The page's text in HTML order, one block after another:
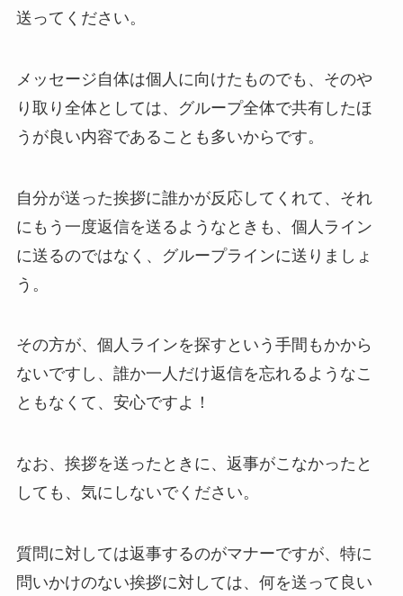
送ってください。
メッセージ自体は個人に向けたものでも、そのや
り取り全体としては、グループ全体で共有したほ
うが良い内容であることも多いからです。
自分が送った挨拶に誰かが反応してくれて、それ
にもう一度返信を送るようなときも、個人ライン
に送るのではなく、グループラインに送りましょ
う。
その方が、個人ラインを探すという手間もかから
ないですし、誰か一人だけ返信を忘れるようなこ
ともなくて、安心ですよ！
なお、挨拶を送ったときに、返事がこなかったと
しても、気にしないでください。
質問に対しては返事するのがマナーですが、特に
問いかけのない挨拶に対しては、何を送って良い